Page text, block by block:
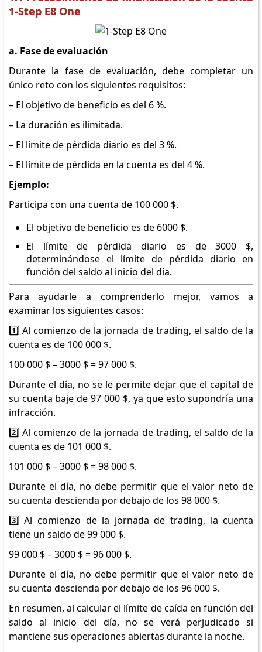
1-Step E8 One
a. Fase de evaluación
Durante la fase de evaluación, debe completar un
único reto con los siguientes requisitos:
– El objetivo de beneficio es del 6 %.
– La duración es ilimitada.
– El límite de pérdida diario es del 3 %.
– El límite de pérdida en la cuenta es del 4 %.
Ejemplo:
Participa con una cuenta de 100 000 $.
El objetivo de beneficio es de 6000 $.
El límite de pérdida diario es de 3000 $,
determinándose el límite de pérdida diario en
función del saldo al inicio del día.
Para ayudarle a comprenderlo mejor, vamos a
examinar los siguientes casos:
1️⃣ Al comienzo de la jornada de trading, el saldo de la
cuenta es de 100 000 $.
100 000 $ – 3000 $ = 97 000 $.
Durante el día, no se le permite dejar que el capital de
su cuenta baje de 97 000 $, ya que esto supondría una
infracción.
2️⃣ Al comienzo de la jornada de trading, el saldo de la
cuenta es de 101 000 $.
101 000 $ – 3000 $ = 98 000 $.
Durante el día, no debe permitir que el valor neto de
su cuenta descienda por debajo de los 98 000 $.
3️⃣ Al comienzo de la jornada de trading, la cuenta
tiene un saldo de 99 000 $.
99 000 $ – 3000 $ = 96 000 $.
Durante el día, no debe permitir que el valor neto de
su cuenta descienda por debajo de los 96 000 $.
En resumen, al calcular el límite de caída en función del
saldo al inicio del día, no se verá perjudicado si
mantiene sus operaciones abiertas durante la noche.